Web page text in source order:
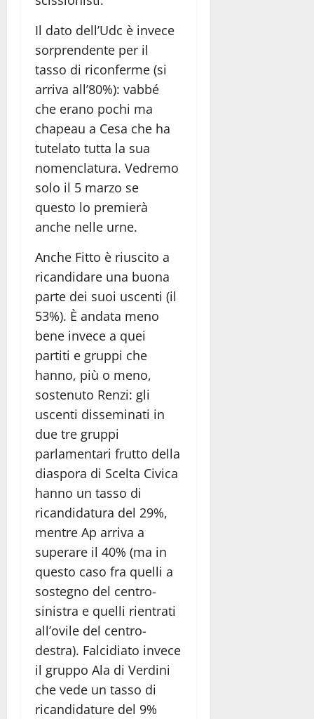
Il dato dell’Udc è invece
sorprendente per il
tasso di riconferme (si
arriva all’80%): vabbé
che erano pochi ma
chapeau a Cesa che ha
tutelato tutta la sua
nomenclatura. Vedremo
solo il 5 marzo se
questo lo premierà
anche nelle urne.
Anche Fitto è riuscito a
ricandidare una buona
parte dei suoi uscenti (il
53%). È andata meno
bene invece a quei
partiti e gruppi che
hanno, più o meno,
sostenuto Renzi: gli
uscenti disseminati in
due tre gruppi
parlamentari frutto della
diaspora di Scelta Civica
hanno un tasso di
ricandidatura del 29%,
mentre Ap arriva a
superare il 40% (ma in
questo caso fra quelli a
sostegno del centro-
sinistra e quelli rientrati
all’ovile del centro-
destra). Falcidiato invece
il gruppo Ala di Verdini
che vede un tasso di
ricandidature del 9%